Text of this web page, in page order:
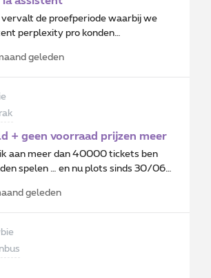
de proefperiode waarbij we
perplexity pro konden
die periode ?Geert
geleden
+ geen voorraad prijzen meer
ik aan meer dan 40000 tickets ben
spelen … en nu plots sinds 30/06
niet meer op voorraad te zijn - ik
tot een bon van 100 euro te
inwisselen niet meer mogelijk -
nog nog spelen - als je er 2 van 20
tickets) is dat niet evenredig met de
die 40000 tickets vraagt… pffff al die
spel gestoken - zelf toen ik een maand
geleden